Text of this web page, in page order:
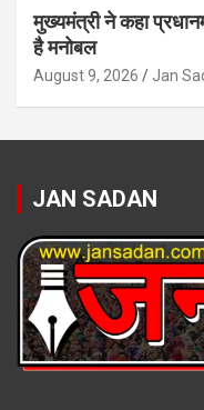
मुख्यमंत्री ने कहा
है मनोबल
August 9, 2026 Jan
JAN SADAN